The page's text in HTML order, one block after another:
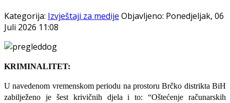
Kategorija: Izvještaji za medije Objavljeno: Ponedjeljak, 06
Juli 2026 11:08
KRIMINALITET:
U navedenom vremenskom periodu na prostoru Brčko distrikta BiH
zabilježeno je šest krivičnih djela i to: “Oštećenje računarskih